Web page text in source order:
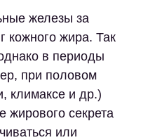
железы за
кожного жира. Так
в периоды
при половом
климаксе и др.)
жирового секрета
или